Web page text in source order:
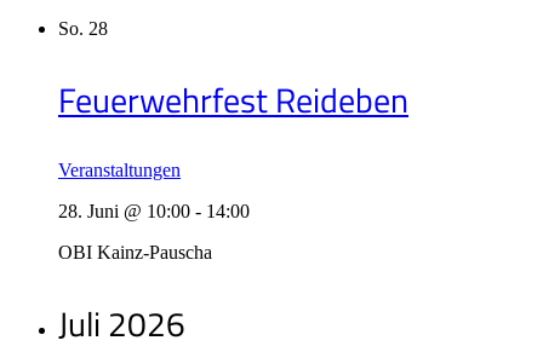
So. 28
Feuerwehrfest Reideben
Veranstaltungen
28. Juni @ 10:00 - 14:00
OBI Kainz-Pauscha
Juli 2026